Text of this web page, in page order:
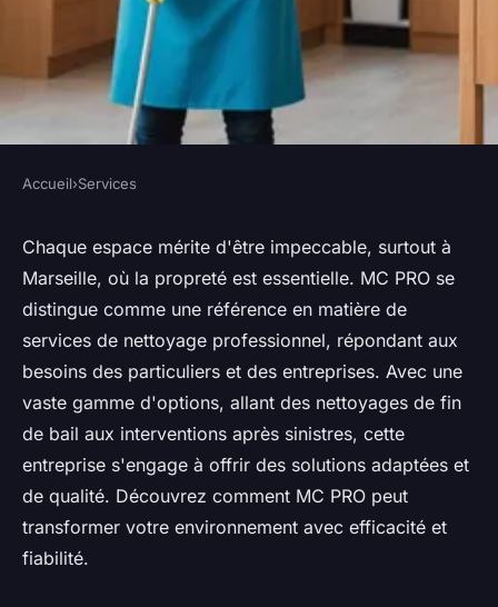
Services de nettoyage
professionnels à Marseille :
mc pro
Lilou•17 février 2025•3 min de lecture
Accueil›Services
Chaque espace mérite d'être impeccable, surtout à
Marseille, où la propreté est essentielle. MC PRO se
distingue comme une référence en matière de
services de nettoyage professionnel, répondant aux
besoins des particuliers et des entreprises. Avec une
vaste gamme d'options, allant des nettoyages de fin
de bail aux interventions après sinistres, cette
entreprise s'engage à offrir des solutions adaptées et
de qualité. Découvrez comment MC PRO peut
transformer votre environnement avec efficacité et
fiabilité.